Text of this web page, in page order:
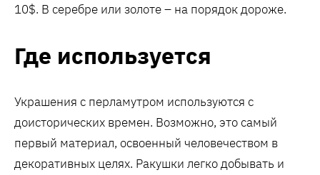
10$. В серебре или золоте – на порядок дороже.
Где используется
Украшения с перламутром используются с
доисторических времен. Возможно, это самый
первый материал, освоенный человечеством в
декоративных целях. Ракушки легко добывать и